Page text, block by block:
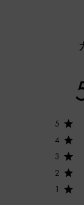
5
4
3
2
1